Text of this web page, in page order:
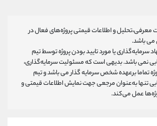
و اطلاعات قیمتی پروژه‌های فعال در
می باشد.
سرمایه‌گذاری یا مورد تایید بودن پروژه توسط تیم
نمی باشد. بدیهی است که مسئولیت سرمایه‌گذاری،
تماما برعهده شخص سرمایه گذار می باشد و تیم
تنها به‌عنوان مرجعی جهت نمایش اطلاعات قیمتی و
عمل می‌کند.